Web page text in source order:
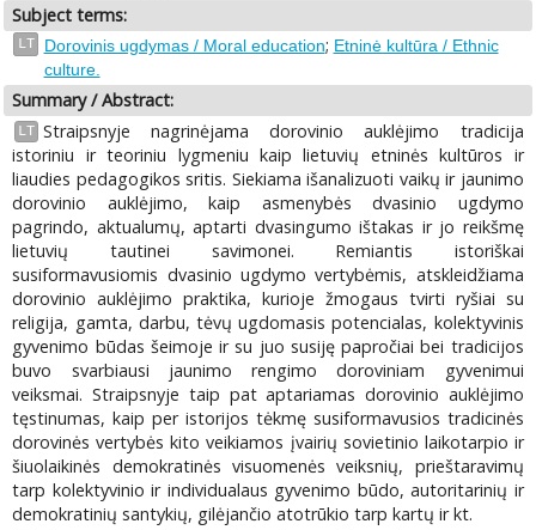
Subject terms:
LT Dorovinis ugdymas / Moral education; Etninė kultūra / Ethnic
culture.
Summary / Abstract:
LT Straipsnyje nagrinėjama dorovinio auklėjimo tradicija
istoriniu ir teoriniu lygmeniu kaip lietuvių etninės kultūros ir
liaudies pedagogikos sritis. Siekiama išanalizuoti vaikų ir jaunimo
dorovinio auklėjimo, kaip asmenybės dvasinio ugdymo
pagrindo, aktualumų, aptarti dvasingumo ištakas ir jo reikšmę
lietuvių tautinei savimonei. Remiantis istoriškai
susiformavusiomis dvasinio ugdymo vertybėmis, atskleidžiama
dorovinio auklėjimo praktika, kurioje žmogaus tvirti ryšiai su
religija, gamta, darbu, tėvų ugdomasis potencialas, kolektyvinis
gyvenimo būdas šeimoje ir su juo susiję papročiai bei tradicijos
buvo svarbiausi jaunimo rengimo doroviniam gyvenimui
veiksmai. Straipsnyje taip pat aptariamas dorovinio auklėjimo
tęstinumas, kaip per istorijos tėkmę susiformavusios tradicinės
dorovinės vertybės kito veikiamos įvairių sovietinio laikotarpio ir
šiuolaikinės demokratinės visuomenės veiksnių, prieštaravimų
tarp kolektyvinio ir individualaus gyvenimo būdo, autoritarinių ir
demokratinių santykių, gilėjančio atotrūkio tarp kartų ir kt.